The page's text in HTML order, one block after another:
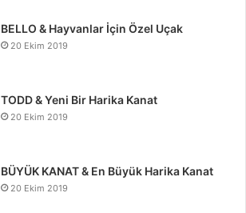
BELLO & Hayvanlar İçin Özel Uçak
20 Ekim 2019
TODD & Yeni Bir Harika Kanat
20 Ekim 2019
BÜYÜK KANAT & En Büyük Harika Kanat
20 Ekim 2019